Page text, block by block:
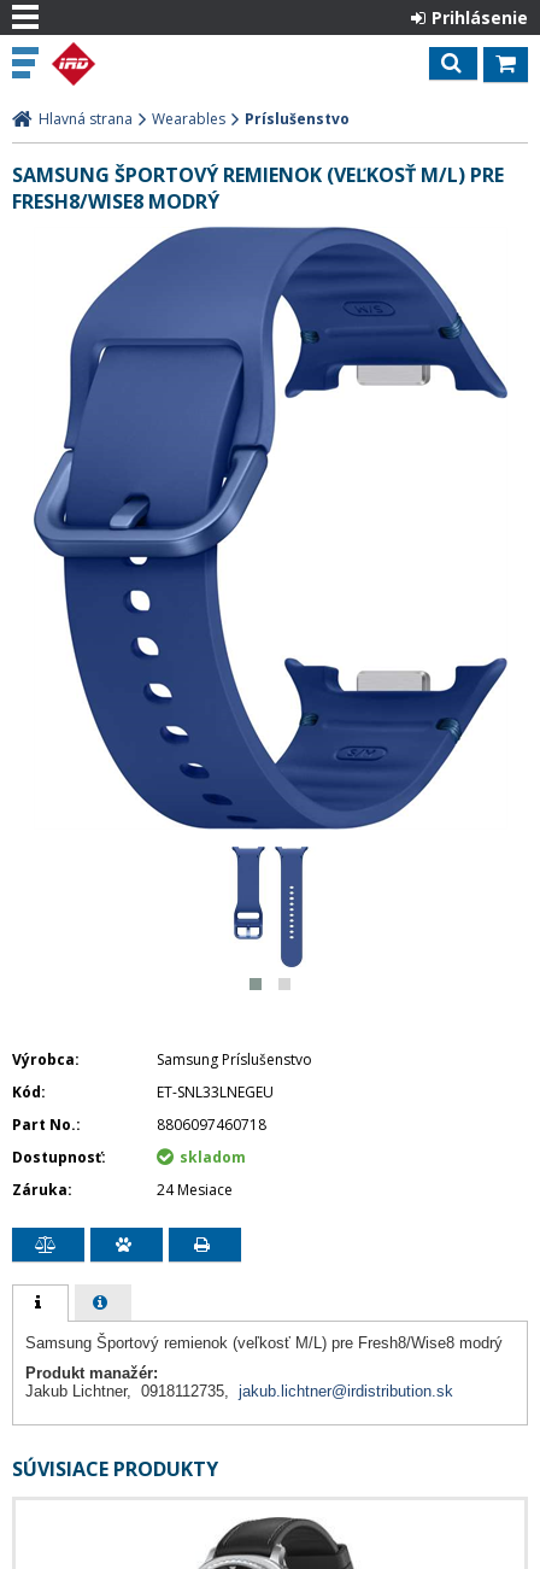
Prihlásenie
Hlavná strana Wearables Príslušenstvo
SAMSUNG ŠPORTOVÝ REMIENOK (VEĽKOSŤ M/L) PRE
FRESH8/WISE8 MODRÝ
Výrobca
Samsung Príslušenstvo
Kód
ET-SNL33LNEGEU
Part No.
8806097460718
Dostupnosť
skladom
Záruka
24 Mesiace
Samsung Športový remienok (veľkosť M/L) pre Fresh8/Wise8 modrý
Produkt manažér:
Jakub Lichtner, 0918112735, jakub.lichtner@irdistribution.sk
SÚVISIACE PRODUKTY